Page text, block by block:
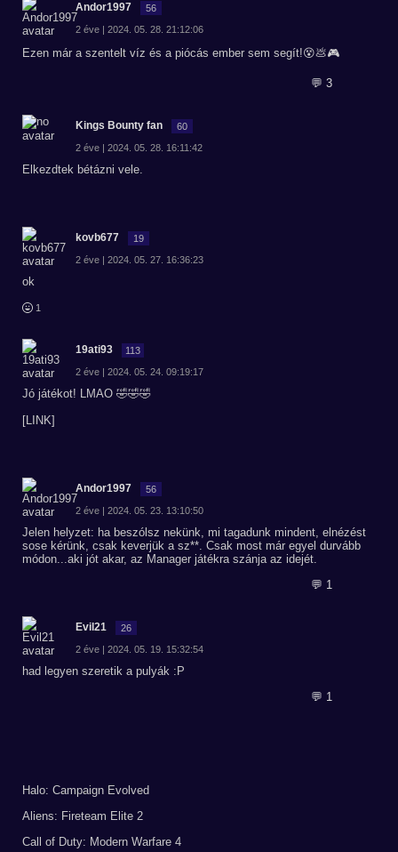
Andor1997 56
2 éve | 2024. 05. 28. 21:12:06
Ezen már a szentelt víz és a piócás ember sem segít!😵💩🎮
💬 3
Kings Bounty fan 60
2 éve | 2024. 05. 28. 16:11:42
Elkezdtek bétázni vele.
kovb677 19
2 éve | 2024. 05. 27. 16:36:23
ok
1
19ati93 113
2 éve | 2024. 05. 24. 09:19:17
Jó játékot! LMAO 🤣🤣🤣
[LINK]
Andor1997 56
2 éve | 2024. 05. 23. 13:10:50
Jelen helyzet: ha beszólsz nekünk, mi tagadunk mindent, elnézést
sose kérünk, csak keverjük a sz**. Csak most már egyel durvább
módon...aki jót akar, az Manager játékra szánja az idejét.
💬 1
Evil21 26
2 éve | 2024. 05. 19. 15:32:54
had legyen szeretik a pulyák :P
💬 1
Halo: Campaign Evolved
Aliens: Fireteam Elite 2
Call of Duty: Modern Warfare 4